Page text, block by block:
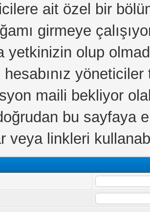
ait özel bir
girmeye
yetkinizin olup
hesabınız
maili bekliyor
bu sayfaya
veya linkleri